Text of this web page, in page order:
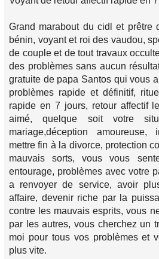
Grand marabout du cidl et prêtre
bénin, voyant et roi des vaudou,
de couple et de tout travaux
des problèmes sans aucun
gratuite de papa Santos qui vous
problèmes rapide et définitif,
rapide en 7 jours, retour affectif
aimé, quelque soit votre
mariage,déception
mettre fin à la divorce, protection
mauvais sorts, vous vous
entourage, problèmes avec votre
a renvoyer de service, avoir
affaire, devenir riche par la
contre les mauvais esprits, vous
par les autres, vous cherchez un
moi pour tous vos problèmes et
plus vite.